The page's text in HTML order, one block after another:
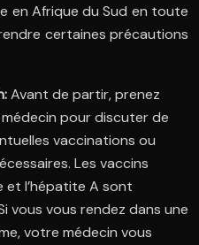
en Afrique du Sud en toute
certaines précautions
Avant de partir, prenez
pour discuter de
vaccinations ou
Les vaccins
l’hépatite A sont
vous vous rendez dans une
votre médecin vous